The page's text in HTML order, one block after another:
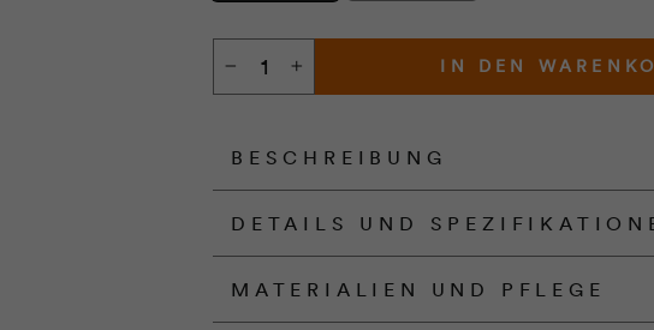
IN DEN
BESCHREIBUNG
DETAILS UND
MATERIALIEN UND PFLEGE